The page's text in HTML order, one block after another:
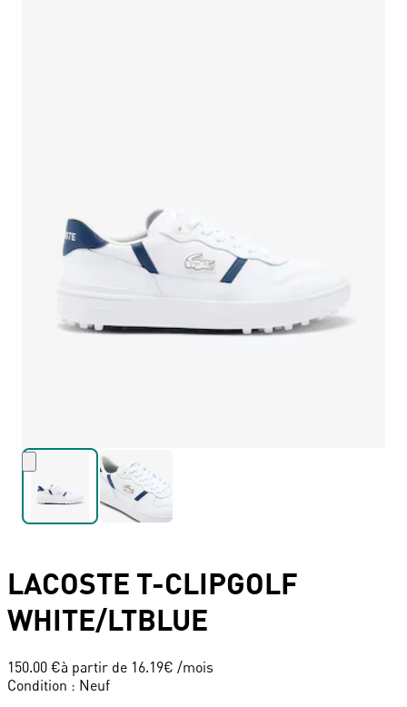
LACOSTE T-CLIPGOLF
WHITE/LTBLUE
150.00 €à partir de 16.19€ /mois
Condition : Neuf